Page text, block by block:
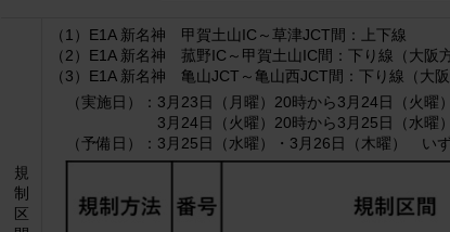
規
制
区
（1）E1A 新名神 甲賀土山IC～草津JCT間：上下線
（2）E1A 新名神 菰野IC～甲賀土山IC間：下り線（大阪方
（3）E1A 新名神 亀山JCT～亀山西JCT間：下り線（大阪
（実施日）： 3月23日（月曜）20時から3月24日（火
3月24日（火曜）20時から3月25日（水曜
（予備日）： 3月25日（水曜）・3月26日（木曜） い